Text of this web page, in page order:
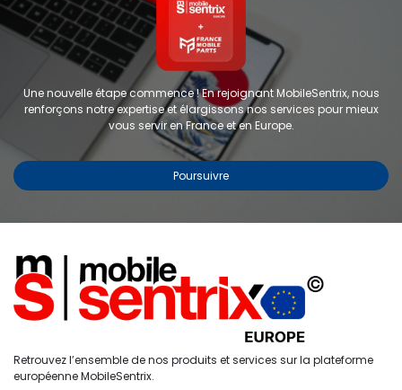
Étiquettes
Accueil Recherche
0
Compte
Une nouvelle étape commence ! En rejoignant MobileSentrix, nous
renforçons notre expertise et élargissons nos services pour mieux
vous servir en France et en Europe.
Poursuivre
Retrouvez l’ensemble de nos produits et services sur la plateforme
européenne MobileSentrix.
Copyright © 2024 FMP-France. Tous droits réservés